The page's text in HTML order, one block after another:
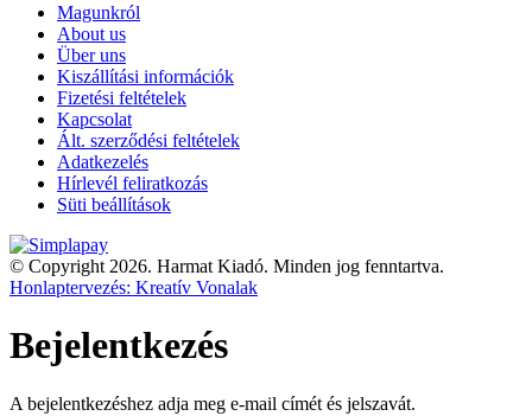
Magunkról
About us
Über uns
Kiszállítási információk
Fizetési feltételek
Kapcsolat
Ált. szerződési feltételek
Adatkezelés
Hírlevél feliratkozás
Süti beállítások
© Copyright 2026. Harmat Kiadó. Minden jog fenntartva.
Honlaptervezés: Kreatív Vonalak
Bejelentkezés
A bejelentkezéshez adja meg e-mail címét és jelszavát.